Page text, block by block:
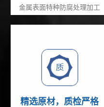
金属表面特种防腐处理加工
精选原材，质检严格